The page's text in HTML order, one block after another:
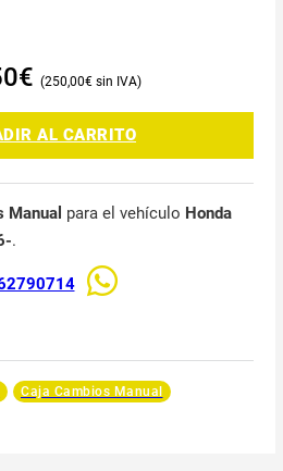
€ 250,00€
AL CARRITO
Manual para el vehículo Honda
.
Caja Cambios Manual